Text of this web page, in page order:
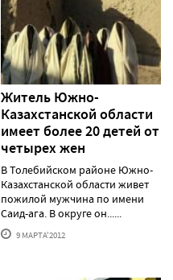
Житель Южно-
Казахстанской области
имеет более 20 детей от
четырех жен
В Толебийском районе Южно-
Казахстанской области живет
пожилой мужчина по имени
Саид-ага. В округе он......
9 МАРТА'2012